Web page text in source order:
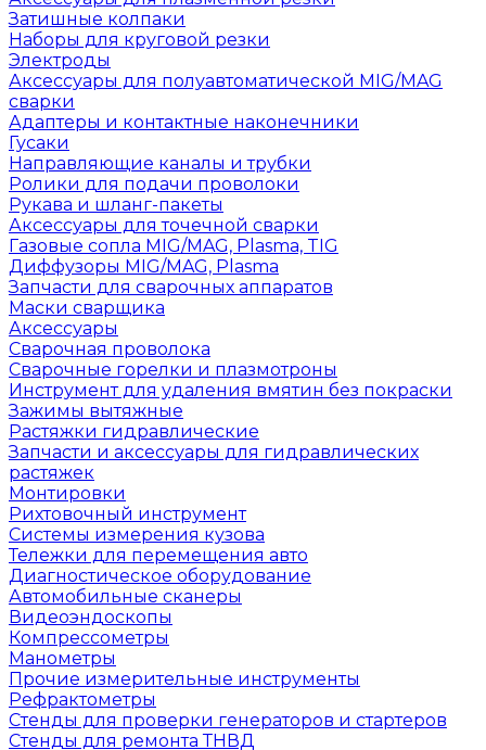
Затишные колпаки
Наборы для круговой резки
Электроды
Аксессуары для полуавтоматической MIG/MAG
сварки
Адаптеры и контактные наконечники
Гусаки
Направляющие каналы и трубки
Ролики для подачи проволоки
Рукава и шланг-пакеты
Аксессуары для точечной сварки
Газовые сопла MIG/MAG, Plasma, TIG
Диффузоры MIG/MAG, Plasma
Запчасти для сварочных аппаратов
Маски сварщика
Аксессуары
Сварочная проволока
Сварочные горелки и плазмотроны
Инструмент для удаления вмятин без покраски
Зажимы вытяжные
Растяжки гидравлические
Запчасти и аксессуары для гидравлических
растяжек
Монтировки
Рихтовочный инструмент
Системы измерения кузова
Тележки для перемещения авто
Диагностическое оборудование
Автомобильные сканеры
Видеоэндоскопы
Компрессометры
Манометры
Прочие измерительные инструменты
Рефрактометры
Стенды для проверки генераторов и стартеров
Стенды для ремонта ТНВД